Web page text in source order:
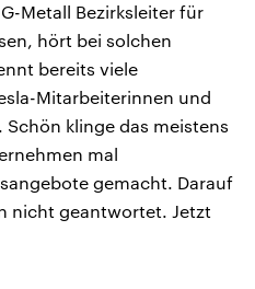
Metall Bezirksleiter für
hört bei solchen
bereits viele
Mitarbeiterinnen und
Schön klinge das meistens
mal
gemacht. Darauf
nicht geantwortet. Jetzt